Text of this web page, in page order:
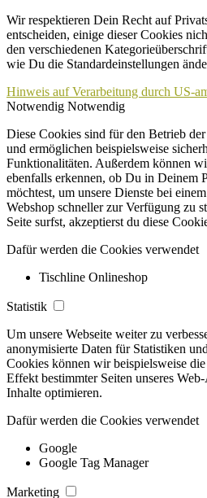
Wir respektieren Dein Recht auf
entscheiden, einige dieser Cookies
den verschiedenen
wie Du die Standardeinstellungen
Hinweis auf Verarbeitung durch US-
Notwendig Notwendig
Diese Cookies sind für den Betrieb
und ermöglichen beispielsweise
Funktionalitäten. Außerdem können
ebenfalls erkennen, ob Du in Deinem
möchtest, um unsere Dienste bei
Webshop schneller zur Verfügung zu
Seite surfst, akzeptierst du diese
Dafür werden die Cookies verwendet
Tischline Onlineshop
Statistik
Um unsere Webseite weiter zu
anonymisierte Daten für Statistiken
Cookies können wir beispielsweise
Effekt bestimmter Seiten unseres
Inhalte optimieren.
Dafür werden die Cookies verwendet
Google
Google Tag Manager
Marketing